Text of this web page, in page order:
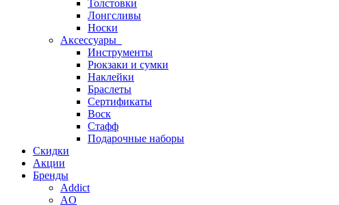
Толстовки
Лонгсливы
Носки
Аксессуары
Инструменты
Рюкзаки и сумки
Наклейки
Браслеты
Сертификаты
Воск
Стафф
Подарочные наборы
Скидки
Акции
Бренды
Addict
AO